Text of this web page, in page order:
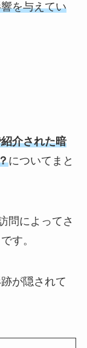
を与えてい
介された暗
についてまと
問によってさ
す。
が隠されて